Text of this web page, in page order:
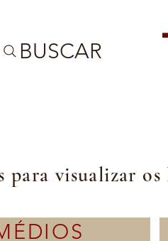
BUSCAR
para visualizar os